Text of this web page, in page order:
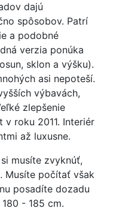
dajú
spôsobov. Patrí
a podobné
verzia ponúka
sklon a výšku).
asi nepoteší.
výbavách,
zlepšenie
roku 2011. Interiér
až luxusne.
musíte zvyknúť,
Musíte počítať však
posadíte dozadu
- 185 cm.